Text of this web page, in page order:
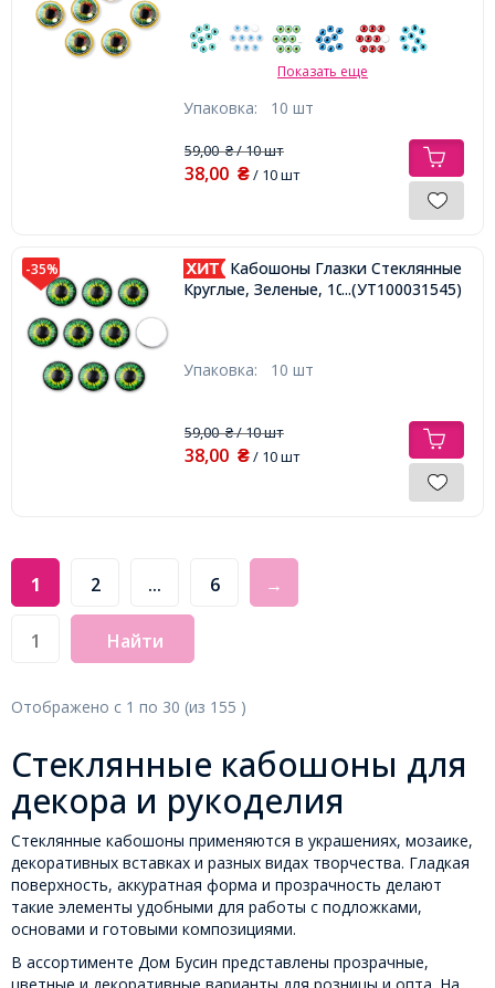
Показать еще
Упаковка: 10 шт
59,00₴/ 10 шт
38,00 ₴/ 10 шт
-35%
Кабошоны Глазки Стеклянные
Круглые, Зеленые, 10x3.5мм,...(УТ100031545)
Упаковка: 10 шт
59,00₴/ 10 шт
38,00 ₴/ 10 шт
1 2 ... 6 →
Найти
Отображено с 1 по 30 (из 155 )
Стеклянные кабошоны для
декора и рукоделия
Стеклянные кабошоны применяются в украшениях, мозаике,
декоративных вставках и разных видах творчества. Гладкая
поверхность, аккуратная форма и прозрачность делают
такие элементы удобными для работы с подложками,
основами и готовыми композициями.
В ассортименте Дом Бусин представлены прозрачные,